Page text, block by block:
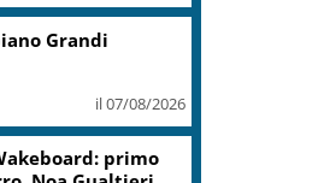
Grandi
il 07/08/2026
primo